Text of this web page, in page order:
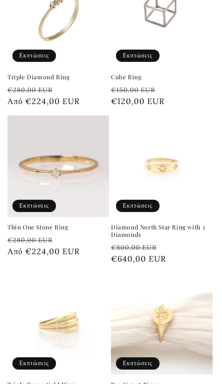
Εκπτώσεις
Triple Diamond Ring
Κανονική
τιμή
€280,00 EUR
έκπτωσης
Από €224,00 EUR
Εκπτώσεις
Cube Ring
Κανονική
τιμή
€150,00 EUR
έκπτωσης
€120,00 EUR
Εκπτώσεις
Thin One Stone Ring
Κανονική
τιμή
€280,00 EUR
έκπτωσης
Από €224,00 EUR
Εκπτώσεις
Diamond North Star Ring with 3
Diamonds
Κανονική
τιμή
€800,00 EUR
έκπτωσης
€640,00 EUR
Εκπτώσεις Εκπτώσεις